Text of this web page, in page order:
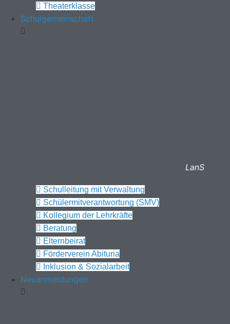
Theaterklasse
Schulgemeinschaft
LanS
Schulleitung mit Verwaltung
Schülermitverantwortung (SMV)
Kollegium der Lehrkräfte
Beratung
Elternbeirat
Förderverein Abituria
Inklusion & Sozialarbeit
Neuanmeldungen